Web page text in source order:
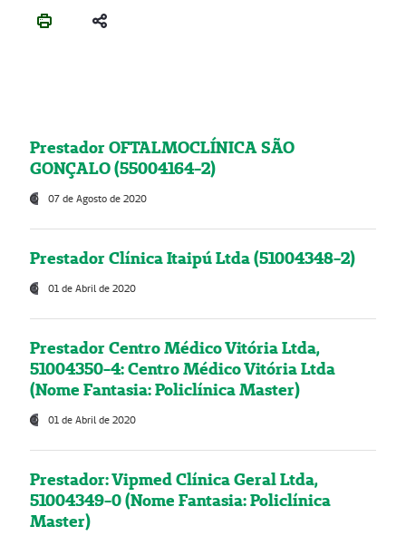
Prestador OFTALMOCLÍNICA SÃO
GONÇALO (55004164-2)
07 de Agosto de 2020
Prestador Clínica Itaipú Ltda (51004348-2)
01 de Abril de 2020
Prestador Centro Médico Vitória Ltda,
51004350-4: Centro Médico Vitória Ltda
(Nome Fantasia: Policlínica Master)
01 de Abril de 2020
Prestador: Vipmed Clínica Geral Ltda,
51004349-0 (Nome Fantasia: Policlínica
Master)